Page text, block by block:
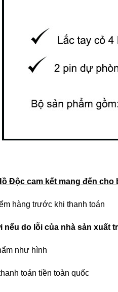
Độc cam kết mang đến
hàng trước khi thanh toán
nếu do lỗi của nhà sản xuất
như hình
toán tiền toàn quốc